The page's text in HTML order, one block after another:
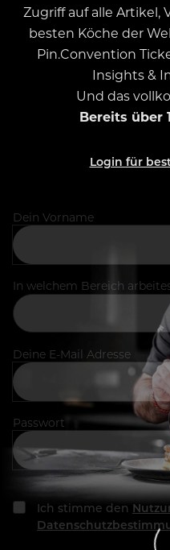
Zugriff auf alle Artikel,
besten Köche der
Pin.Convention
Insights &
Und das
Bereits über
Login für
Dein Vorname
In welchem Bereich
Deine E-Mail Adresse
Passwort
Ich stimme den